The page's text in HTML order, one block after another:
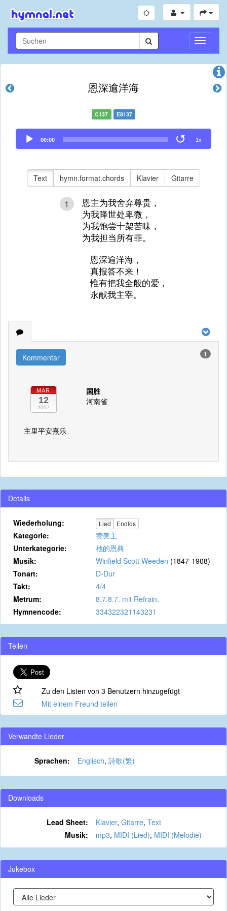
恩深逾洋海
C137 E8137
Audio
Player
00:00 1x
Text hymn.format.chords Klavier Gitarre
1
恩主为我舍弃尊贵，
为我降世处卑微，
为我饱尝十架苦味，
为我担当所有罪。
恩深逾洋海，
真报答不来！
惟有把我全般的爱，
永献我主宰。
Kommentar 1
MAR
12
2017
国胜
河南省
主里平安熹乐
Details
Wiederholung: Lied Endlos
Kategorie:
赞美主
Unterkategorie:
祂的恩典
Musik:
Winfield Scott Weeden (1847-1908)
Tonart:
D-Dur
Takt:
4/4
Metrum:
8.7.8.7. mit Refrain.
Hymnencode:
334322321143231
Teilen
Zu den Listen von 3 Benutzern hinzugefügt
Mit einem Freund teilen
Verwandte Lieder
Sprachen: Englisch, 詩歌(繁)
Downloads
Lead Sheet: Klavier, Gitarre, Text
Musik:
mp3, MIDI (Lied), MIDI (Melodie)
Jukebox